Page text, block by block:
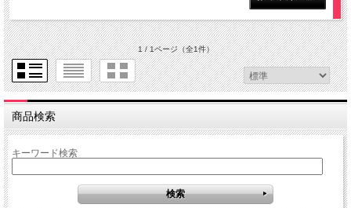
1 / 1ページ（全1件）
商品検索
キーワード検索